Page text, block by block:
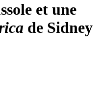
et une
de Sidney